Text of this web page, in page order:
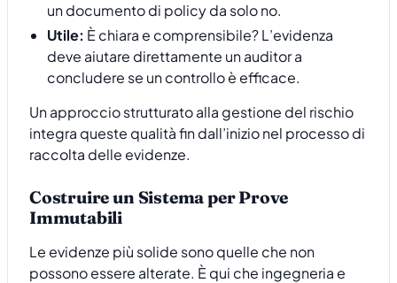
un documento di policy da solo no.
Utile: È chiara e comprensibile? L’evidenza
deve aiutare direttamente un auditor a
concludere se un controllo è efficace.
Un approccio strutturato alla gestione del rischio
integra queste qualità fin dall’inizio nel processo di
raccolta delle evidenze.
Costruire un Sistema per Prove
Immutabili
Le evidenze più solide sono quelle che non
possono essere alterate. È qui che ingegneria e